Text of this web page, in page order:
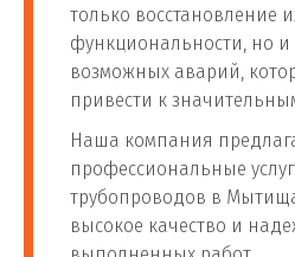
только восстановление
функциональности, но
возможных аварий,
привести к
Наша компания
профессиональные
трубопроводов в
высокое качество и